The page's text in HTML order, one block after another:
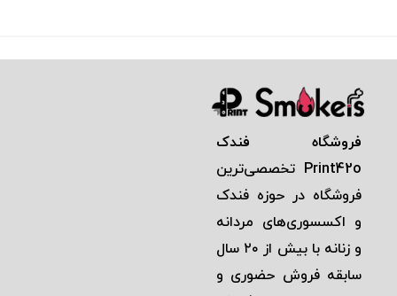
فروشگاه فندک
Print42o تخصصی‌ترين
فروشگاه در حوزه فندک
و اكسسوری‌های مردانه
و زنانه با بيش از ٢٠ سال
سابقه فروش حضوری و